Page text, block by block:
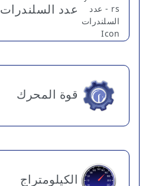
عدد السلندرات
قوة المحرك
الكيلومتراج